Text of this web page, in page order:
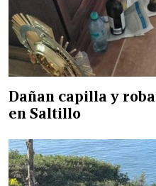
Dañan capilla y
en Saltillo